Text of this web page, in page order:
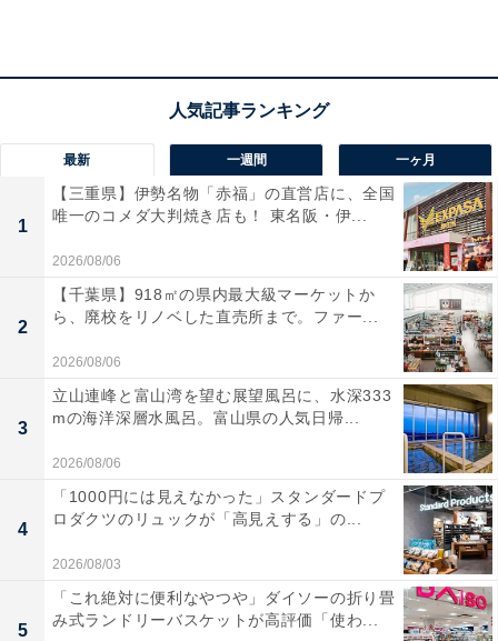
ほんものそっくり ハッピーがターンするポーチ（画像出典：Amazon）
「ハッピーターン」の50周年パッケージをそっくりその
まま再現したじゃばらポーチです。あのなつかしいパッ
ケージデザインが忠実に表現されており、ハッピーター
ンファンならひと目見たときから心をつかまれる仕上が
りになっています。サイズは縦24×横16.5×マチ
2.5cm（約）で、小物類を収納するのにちょうどいい使
いやすさも魅力です。
最新 一週間 一ヶ月
1
【三重県】伊勢名物「赤福」の直営店に、全国
唯一のコメダ大判焼き店も！ 東名阪・伊...
2026/08/06
2
【千葉県】918㎡の県内最大級マーケットか
ら、廃校をリノベした直売所まで。ファー...
2026/08/06
3
立山連峰と富山湾を望む展望風呂に、水深333
mの海洋深層水風呂。富山県の人気日帰...
2026/08/06
4
「1000円には見えなかった」スタンダードプ
ロダクツのリュックが「高見えする」の...
2026/08/03
5
「これ絶対に便利なやつや」ダイソーの折り畳
み式ランドリーバスケットが高評価「使わ...